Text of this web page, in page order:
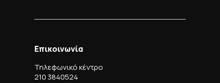
Επικοινωνία
Τηλεφωνικό κέντρο
210 3840524